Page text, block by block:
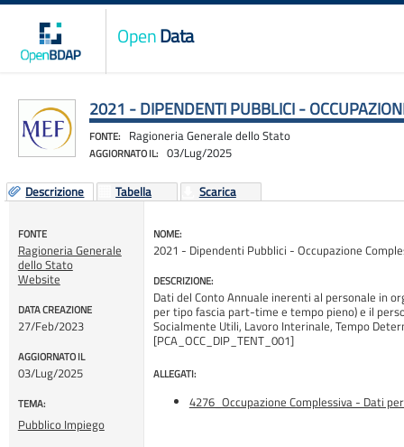
OpenData
2021 - DIPENDENTI PUBBLICI -
FONTE: Ragioneria Generale dello Stato
AGGIORNATO IL: 03/Lug/2025
Descrizione Tabella Scarica
FONTE
Ragioneria Generale
dello Stato
Website
DATA CREAZIONE
27/Feb/2023
AGGIORNATO IL
03/Lug/2025
TEMA:
Pubblico Impiego
NOME:
2021 - Dipendenti Pubblici - Occupazione
DESCRIZIONE:
Dati del Conto Annuale inerenti al personale in
per tipo fascia part-time e tempo pieno) e il
Socialmente Utili, Lavoro Interinale, Tempo
[PCA_OCC_DIP_TENT_001]
ALLEGATI:
4276_Occupazione Complessiva - Dati